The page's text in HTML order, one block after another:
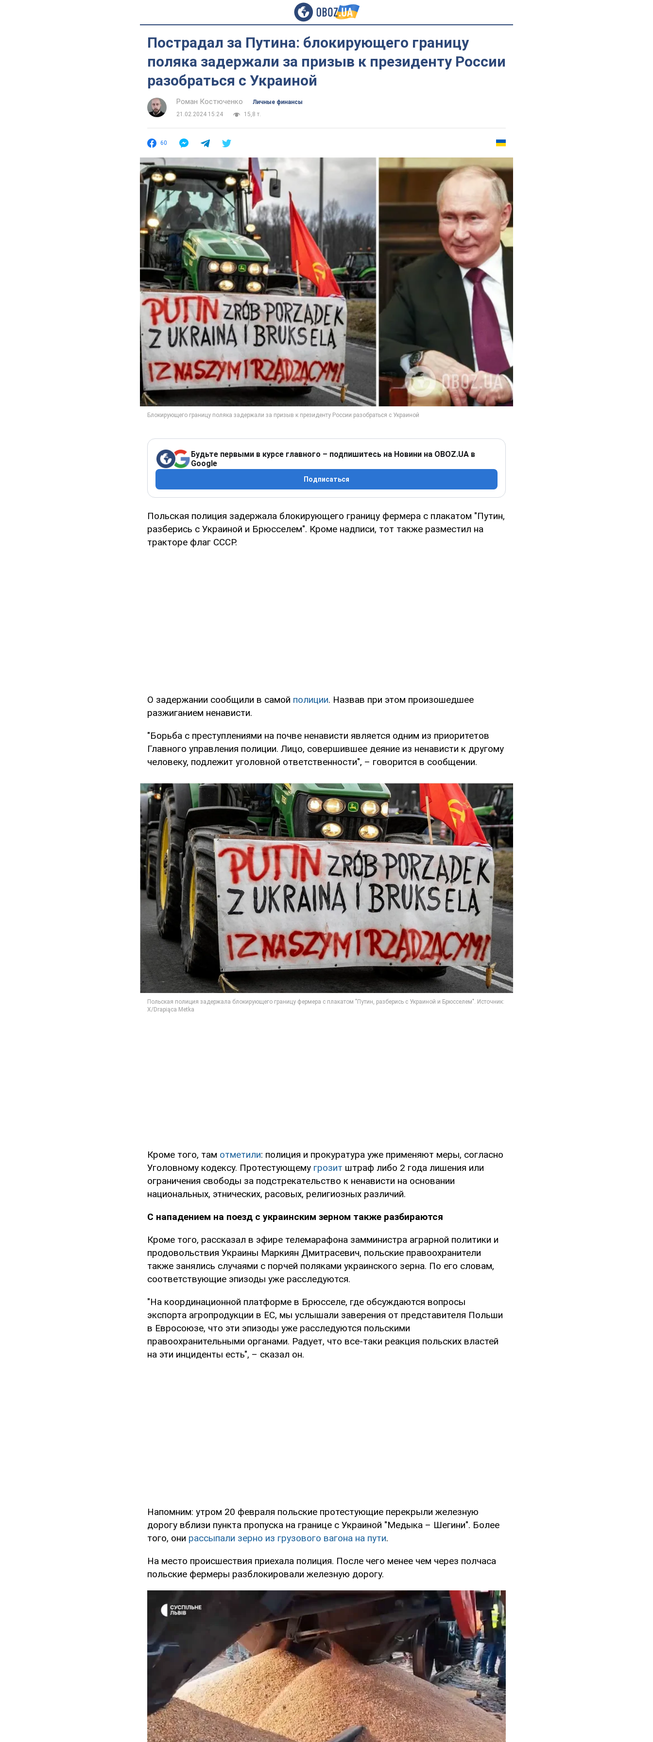
Пострадал за Путина: блокирующего границу
поляка задержали за призыв к президенту России
разобраться с Украиной
Роман Костюченко
Личные финансы
21.02.2024 15:24
15,8 т.
60
Будьте первыми в курсе главного – подпишитесь на Новини на OBOZ.UA в
Google
Подписаться
Польская полиция задержала блокирующего границу фермера с плакатом "Путин,
разберись с Украиной и Брюсселем". Кроме надписи, тот также разместил на
тракторе флаг СССР.
О задержании сообщили в самой полиции. Назвав при этом произошедшее
разжиганием ненависти.
"Борьба с преступлениями на почве ненависти является одним из приоритетов
Главного управления полиции. Лицо, совершившее деяние из ненависти к другому
человеку, подлежит уголовной ответственности", – говорится в сообщении.
Кроме того, там отметили: полиция и прокуратура уже применяют меры, согласно
Уголовному кодексу. Протестующему грозит штраф либо 2 года лишения или
ограничения свободы за подстрекательство к ненависти на основании
национальных, этнических, расовых, религиозных различий.
С нападением на поезд с украинским зерном также разбираются
Кроме того, рассказал в эфире телемарафона замминистра аграрной политики и
продовольствия Украины Маркиян Дмитрасевич, польские правоохранители
также занялись случаями с порчей поляками украинского зерна. По его словам,
соответствующие эпизоды уже расследуются.
"На координационной платформе в Брюсселе, где обсуждаются вопросы
экспорта агропродукции в ЕС, мы услышали заверения от представителя Польши
в Евросоюзе, что эти эпизоды уже расследуются польскими
правоохранительными органами. Радует, что все-таки реакция польских властей
на эти инциденты есть", – сказал он.
Напомним: утром 20 февраля польские протестующие перекрыли железную
дорогу вблизи пункта пропуска на границе с Украиной "Медыка – Шегини". Более
того, они рассыпали зерно из грузового вагона на пути.
На место происшествия приехала полиция. После чего менее чем через полчаса
польские фермеры разблокировали железную дорогу.